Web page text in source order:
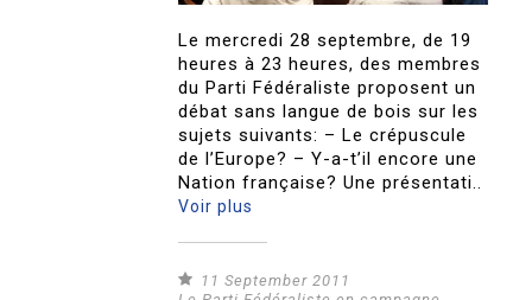
Le mercredi 28 septembre, de 19
heures à 23 heures, des membres
du Parti Fédéraliste proposent un
débat sans langue de bois sur les
sujets suivants: – Le crépuscule
de l’Europe? – Y-a-t’il encore une
Nation française? Une présentati..
Voir plus
11 September 2011